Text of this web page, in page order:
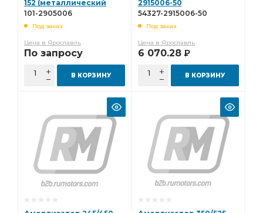
152 (металлический
кожух) БААЗ 101-2905006
101-2905006
Под заказ
Цена в Ярославль
По запросу
В КОРЗИНУ
2915006-50
54327-2915006-50
Под заказ
Цена в Ярославль
6 070.28 Р
В КОРЗИНУ